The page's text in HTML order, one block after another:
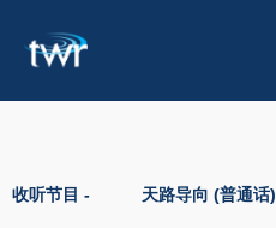
收听节目 - 天路导向 (普通话)